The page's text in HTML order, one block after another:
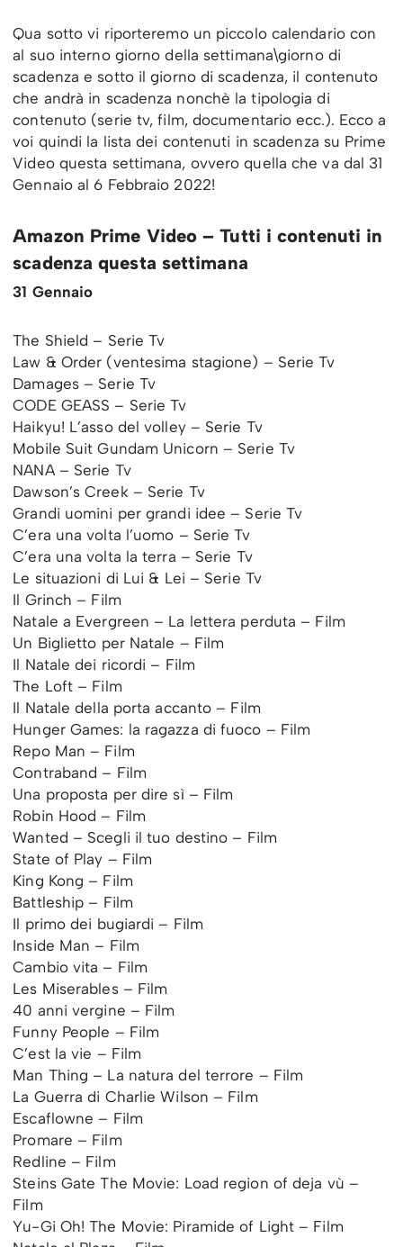
Qua sotto vi riporteremo un piccolo calendario con
al suo interno giorno della settimana\giorno di
scadenza e sotto il giorno di scadenza, il contenuto
che andrà in scadenza nonchè la tipologia di
contenuto (serie tv, film, documentario ecc.). Ecco a
voi quindi la lista dei contenuti in scadenza su Prime
Video questa settimana, ovvero quella che va dal 31
Gennaio al 6 Febbraio 2022!
Amazon Prime Video – Tutti i contenuti in
scadenza questa settimana
31 Gennaio
The Shield – Serie Tv
Law & Order (ventesima stagione) – Serie Tv
Damages – Serie Tv
CODE GEASS – Serie Tv
Haikyu! L’asso del volley – Serie Tv
Mobile Suit Gundam Unicorn – Serie Tv
NANA – Serie Tv
Dawson’s Creek – Serie Tv
Grandi uomini per grandi idee – Serie Tv
C’era una volta l’uomo – Serie Tv
C’era una volta la terra – Serie Tv
Le situazioni di Lui & Lei – Serie Tv
Il Grinch – Film
Natale a Evergreen – La lettera perduta – Film
Un Biglietto per Natale – Film
Il Natale dei ricordi – Film
The Loft – Film
Il Natale della porta accanto – Film
Hunger Games: la ragazza di fuoco – Film
Repo Man – Film
Contraband – Film
Una proposta per dire sì – Film
Robin Hood – Film
Wanted – Scegli il tuo destino – Film
State of Play – Film
King Kong – Film
Battleship – Film
Il primo dei bugiardi – Film
Inside Man – Film
Cambio vita – Film
Les Miserables – Film
40 anni vergine – Film
Funny People – Film
C’est la vie – Film
Man Thing – La natura del terrore – Film
La Guerra di Charlie Wilson – Film
Escaflowne – Film
Promare – Film
Redline – Film
Steins Gate The Movie: Load region of deja vù –
Film
Yu-Gi Oh! The Movie: Piramide of Light – Film